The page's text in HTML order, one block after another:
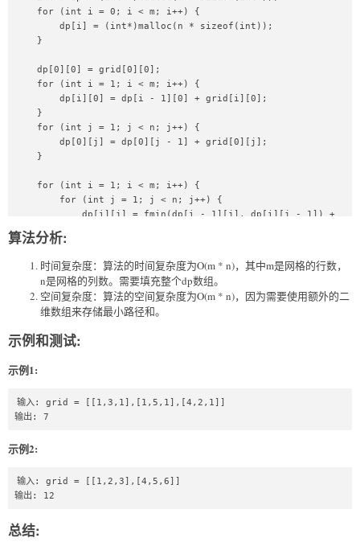
grid[i][j];
        }
    }
}
算法分析:
时间复杂度：算法的时间复杂度为O(m * n)，其中m是网格的行数，
n是网格的列数。需要填充整个dp数组。
空间复杂度：算法的空间复杂度为O(m * n)，因为需要使用额外的二
维数组来存储最小路径和。
示例和测试:
示例1:
输入: grid = [[1,3,1],[1,5,1],[4,2,1]]
输出: 7
示例2:
输入: grid = [[1,2,3],[4,5,6]]
输出: 12
总结: